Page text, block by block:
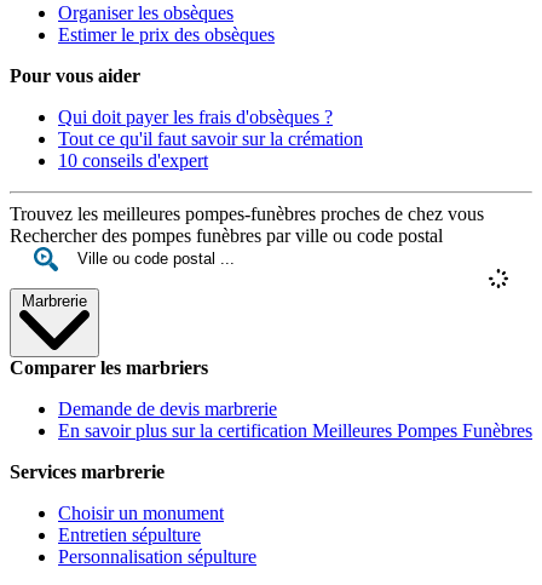
Organiser les obsèques
Estimer le prix des obsèques
Pour vous aider
Qui doit payer les frais d'obsèques ?
Tout ce qu'il faut savoir sur la crémation
10 conseils d'expert
Trouvez les meilleures pompes-funèbres proches de chez vous
Rechercher des pompes funèbres par ville ou code postal
Marbrerie
Comparer les marbriers
Demande de devis marbrerie
En savoir plus sur la certification Meilleures Pompes Funèbres
Services marbrerie
Choisir un monument
Entretien sépulture
Personnalisation sépulture